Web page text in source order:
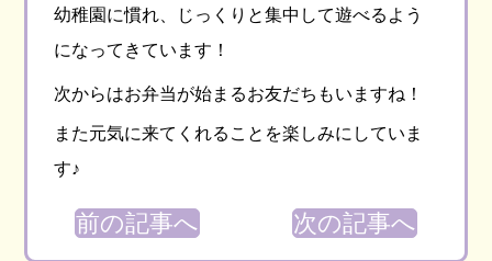
幼稚園に慣れ、じっくりと集中して遊べるよう
になってきています！
次からはお弁当が始まるお友だちもいますね！
また元気に来てくれることを楽しみにしていま
す♪
前の記事へ 次の記事へ